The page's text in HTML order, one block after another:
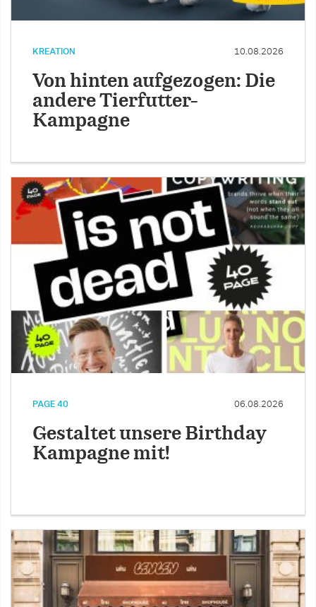
KREATION 10.08.2026
Von hinten aufgezogen: Die
andere Tierfutter-
Kampagne
PAGE 40 06.08.2026
Gestaltet unsere Birthday
Kampagne mit!